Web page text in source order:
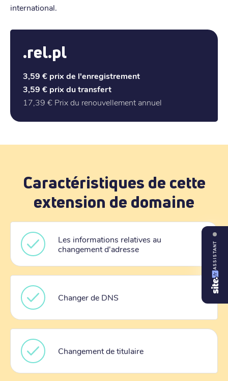
international.
.rel.pl
3,59 € prix de l'enregistrement
3,59 € prix du transfert
17,39 € Prix du renouvellement annuel
Caractéristiques de cette
extension de domaine
Les informations relatives au
changement d'adresse
Changer de DNS
Changement de titulaire
ASSISTANT